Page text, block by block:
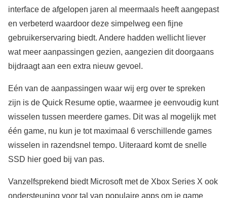
interface de afgelopen jaren al meermaals heeft aangepast
en verbeterd waardoor deze simpelweg een fijne
gebruikerservaring biedt. Andere hadden wellicht liever
wat meer aanpassingen gezien, aangezien dit doorgaans
bijdraagt aan een extra nieuw gevoel.
Eén van de aanpassingen waar wij erg over te spreken
zijn is de Quick Resume optie, waarmee je eenvoudig kunt
wisselen tussen meerdere games. Dit was al mogelijk met
één game, nu kun je tot maximaal 6 verschillende games
wisselen in razendsnel tempo. Uiteraard komt de snelle
SSD hier goed bij van pas.
Vanzelfsprekend biedt Microsoft met de Xbox Series X ook
ondersteuning voor tal van populaire apps om je game